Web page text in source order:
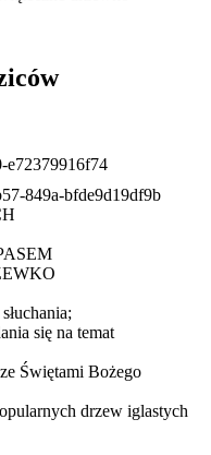
e72379916f74
849a-bfde9d19df9b
się na temat
Świętami Bożego
drzew iglastych